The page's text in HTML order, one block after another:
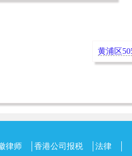
黄浦区
律师 香港公司报税 法律